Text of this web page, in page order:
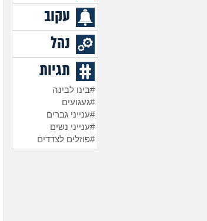
עקוב
נהל
תגיות
#בינו לבינה
#געגועים
#ענייני גברים
#ענייני נשים
#פוזלים לצדדים